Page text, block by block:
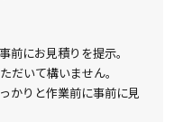
前にお見積りを提示。
だいて構いません。
かりと作業前に事前に見